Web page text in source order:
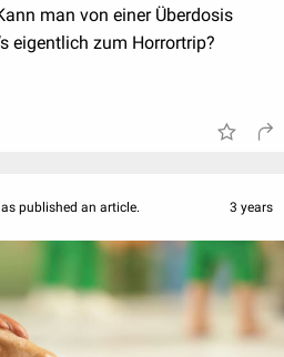
man von einer Überdosis
eigentlich zum Horrortrip?
published an article. 3 years